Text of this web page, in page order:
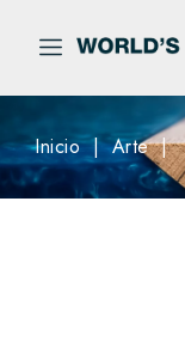
Inicio Arte